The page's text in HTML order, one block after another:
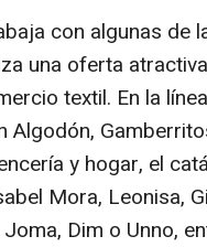
con algunas de
una oferta
textil. En la
Algodón,
y hogar, el
Mora, Leonisa,
Dim o Unno,